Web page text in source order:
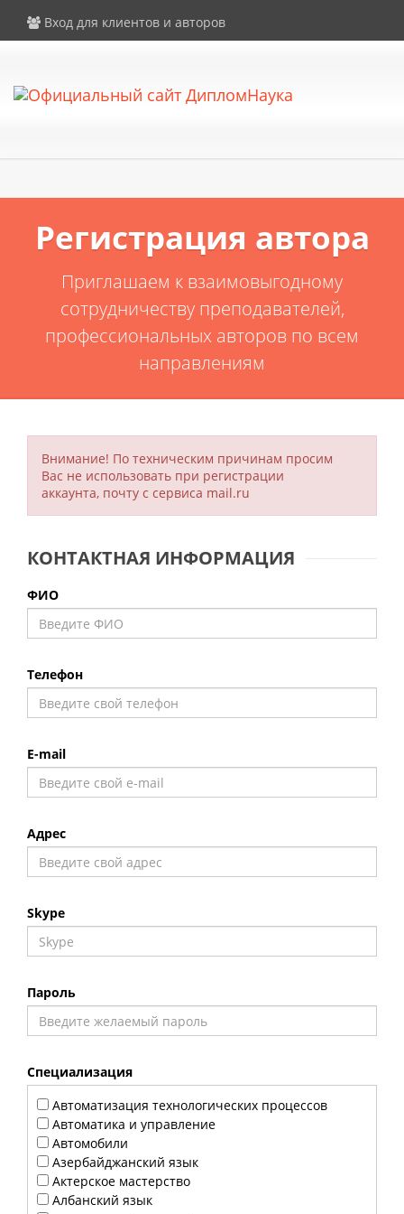
Внимание! Компания DiplomNauka не продает дипломы, аттестаты
и иные документы об образовании. Все услуги на сайте
Вход для клиентов и авторов
Регистрация автора
Приглашаем к взаимовыгодному
сотрудничеству преподавателей,
профессиональных авторов по всем
направлениям
Внимание! По техническим причинам просим
Вас не использовать при регистрации
аккаунта, почту с сервиса mail.ru
КОНТАКТНАЯ ИНФОРМАЦИЯ
ФИО
Телефон
E-mail
Адрес
Skype
Пароль
Специализация
Автоматизация технологических процессов
Автоматика и управление
Автомобили
Азербайджанский язык
Актерское мастерство
Албанский язык